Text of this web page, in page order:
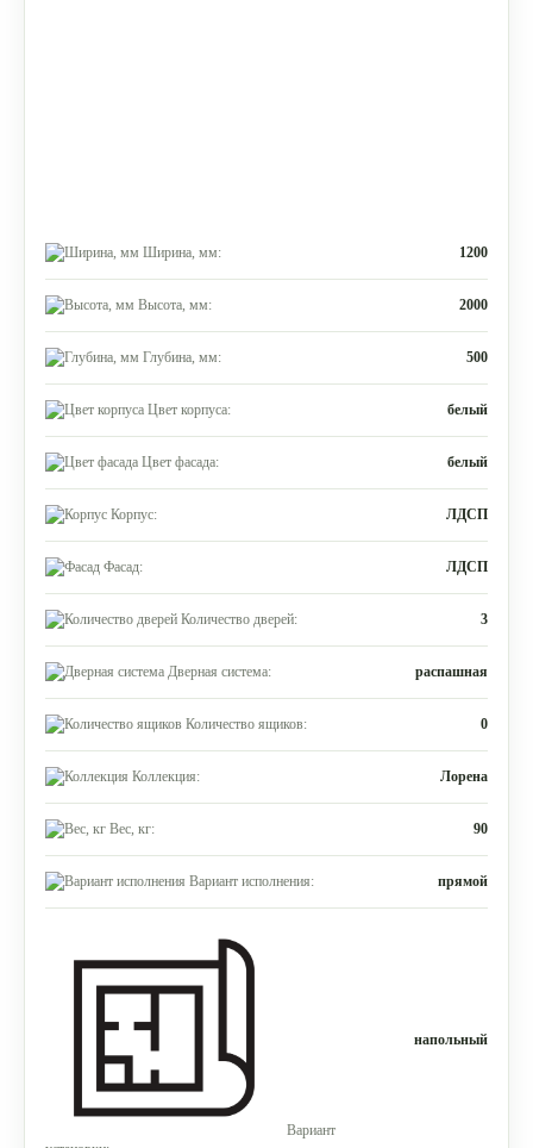
Ширина, мм: 1200
Высота, мм: 2000
Глубина, мм: 500
Цвет корпуса: белый
Цвет фасада: белый
Корпус: ЛДСП
Фасад: ЛДСП
Количество дверей: 3
Дверная система: распашная
Количество ящиков: 0
Коллекция: Лорена
Вес, кг: 90
Вариант исполнения: прямой
Вариант
напольный